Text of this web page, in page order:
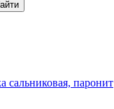
сальниковая, паронит